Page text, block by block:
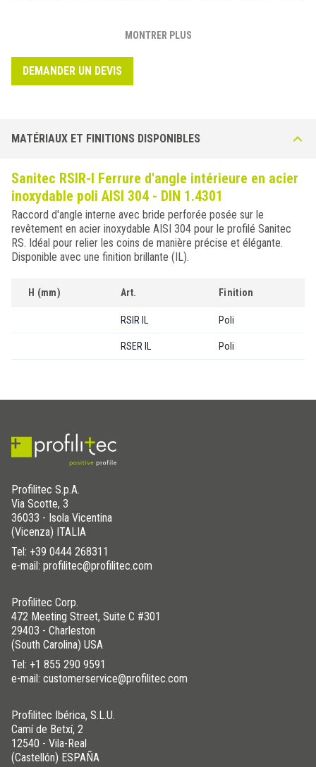
MONTRER PLUS
DEMANDER UN DEVIS
MATÉRIAUX ET FINITIONS DISPONIBLES
Sanitec RSIR-I Ferrure d'angle intérieure en acier
inoxydable poli AISI 304 - DIN 1.4301
Raccord d'angle interne avec bride perforée posée sur le
revêtement en acier inoxydable AISI 304 pour le profilé Sanitec
RS. Idéal pour relier les coins de manière précise et élégante.
Disponible avec une finition brillante (IL).
H (mm) Art. Finition
RSIR IL Poli
RSER IL Poli
Profilitec S.p.A.
Via Scotte, 3
36033 - Isola Vicentina
(Vicenza) ITALIA
Tel: +39 0444 268311
e-mail: profilitec@profilitec.com
Profilitec Corp.
472 Meeting Street, Suite C #301
29403 - Charleston
(South Carolina) USA
Tel: +1 855 290 9591
e-mail: customerservice@profilitec.com
Profilitec Ibérica, S.L.U.
Camí de Betxí, 2
12540 - Vila-Real
(Castellón) ESPAÑA